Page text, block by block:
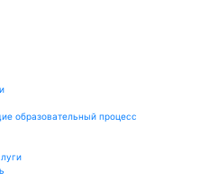
образовательный процесс